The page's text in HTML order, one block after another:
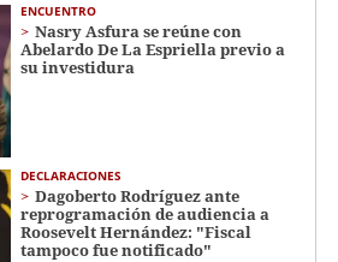
ENCUENTRO
Nasry Asfura se reúne con
Abelardo De La Espriella previo a
su investidura
DECLARACIONES
Dagoberto Rodríguez ante
reprogramación de audiencia a
Roosevelt Hernández: "Fiscal
tampoco fue notificado"